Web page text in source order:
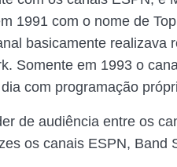
1991 com o nome de
basicamente realizava
Somente em 1993 o
com programação
de audiência entre os
os canais ESPN, Band